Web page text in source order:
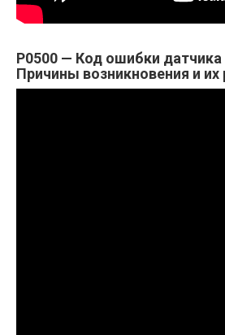
P0500 — Код ошибки датчика
Причины возникновения и